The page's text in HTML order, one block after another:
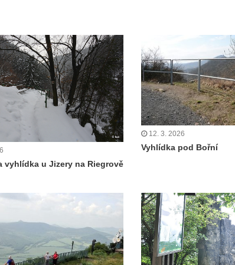
vyhlídka u Jizery na Riegrově
12. 3. 2026
Vyhlídka pod Bořní